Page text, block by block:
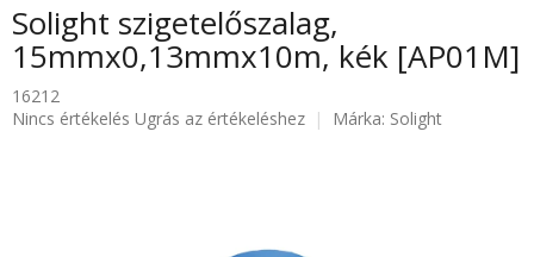
Solight szigetelőszalag,
15mmx0,13mmx10m, kék [AP01M]
16212
A
Nincs értékelés Ugrás az értékeléshez Márka: Solight